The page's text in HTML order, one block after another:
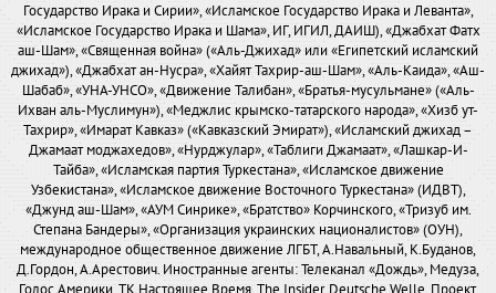
Государство Ирака и Сирии», «Исламское Государство Ирака и Леванта»,
«Исламское Государство Ирака и Шама», ИГ, ИГИЛ, ДАИШ), «Джабхат Фатх
аш-Шам», «Священная война» («Аль-Джихад» или «Египетский исламский
джихад»), «Джабхат ан-Нусра», «Хайят Тахрир-аш-Шам», «Аль-Каида», «Аш-
Шабаб», «УНА-УНСО», «Движение Талибан», «Братья-мусульмане» («Аль-
Ихван аль-Муслимун»), «Меджлис крымско-татарского народа», «Хизб ут-
Тахрир», «Имарат Кавказ» («Кавказский Эмират»), «Исламский джихад –
Джамаат моджахедов», «Нурджулар», «Таблиги Джамаат», «Лашкар-И-
Тайба», «Исламская партия Туркестана», «Исламское движение
Узбекистана», «Исламское движение Восточного Туркестана» (ИДВТ),
«Джунд аш-Шам», «АУМ Синрике», «Братство» Корчинского, «Тризуб им.
Степана Бандеры», «Организация украинских националистов» (ОУН),
международное общественное движение ЛГБТ, А.Навальный, К.Буданов,
Д.Гордон, А.Арестович. Иностранные агенты: Телеканал «Дождь», Медуза,